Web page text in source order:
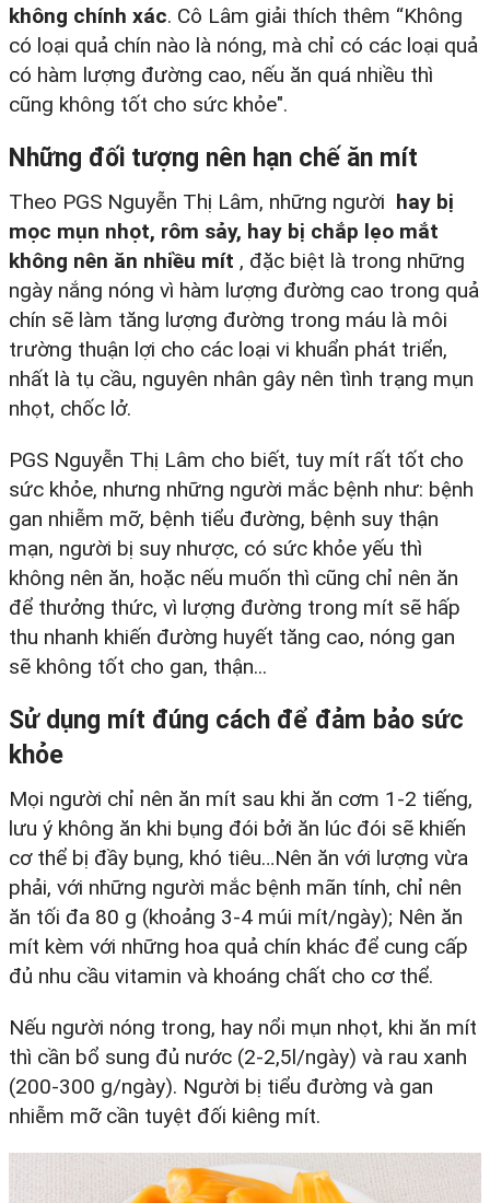
không chính xác. Cô Lâm giải thích thêm “Không
có loại quả chín nào là nóng, mà chỉ có các loại quả
có hàm lượng đường cao, nếu ăn quá nhiều thì
cũng không tốt cho sức khỏe".
Những đối tượng nên hạn chế ăn mít
Theo PGS Nguyễn Thị Lâm, những người hay bị
mọc mụn nhọt, rôm sảy, hay bị chắp lẹo mắt
không nên ăn nhiều mít , đặc biệt là trong những
ngày nắng nóng vì hàm lượng đường cao trong quả
chín sẽ làm tăng lượng đường trong máu là môi
trường thuận lợi cho các loại vi khuẩn phát triển,
nhất là tụ cầu, nguyên nhân gây nên tình trạng mụn
nhọt, chốc lở.
PGS Nguyễn Thị Lâm cho biết, tuy mít rất tốt cho
sức khỏe, nhưng những người mắc bệnh như: bệnh
gan nhiễm mỡ, bệnh tiểu đường, bệnh suy thận
mạn, người bị suy nhược, có sức khỏe yếu thì
không nên ăn, hoặc nếu muốn thì cũng chỉ nên ăn
để thưởng thức, vì lượng đường trong mít sẽ hấp
thu nhanh khiến đường huyết tăng cao, nóng gan
sẽ không tốt cho gan, thận...
Sử dụng mít đúng cách để đảm bảo sức
khỏe
Mọi người chỉ nên ăn mít sau khi ăn cơm 1-2 tiếng,
lưu ý không ăn khi bụng đói bởi ăn lúc đói sẽ khiến
cơ thể bị đầy bụng, khó tiêu…Nên ăn với lượng vừa
phải, với những người mắc bệnh mãn tính, chỉ nên
ăn tối đa 80 g (khoảng 3-4 múi mít/ngày); Nên ăn
mít kèm với những hoa quả chín khác để cung cấp
đủ nhu cầu vitamin và khoáng chất cho cơ thể.
Nếu người nóng trong, hay nổi mụn nhọt, khi ăn mít
thì cần bổ sung đủ nước (2-2,5l/ngày) và rau xanh
(200-300 g/ngày). Người bị tiểu đường và gan
nhiễm mỡ cần tuyệt đối kiêng mít.